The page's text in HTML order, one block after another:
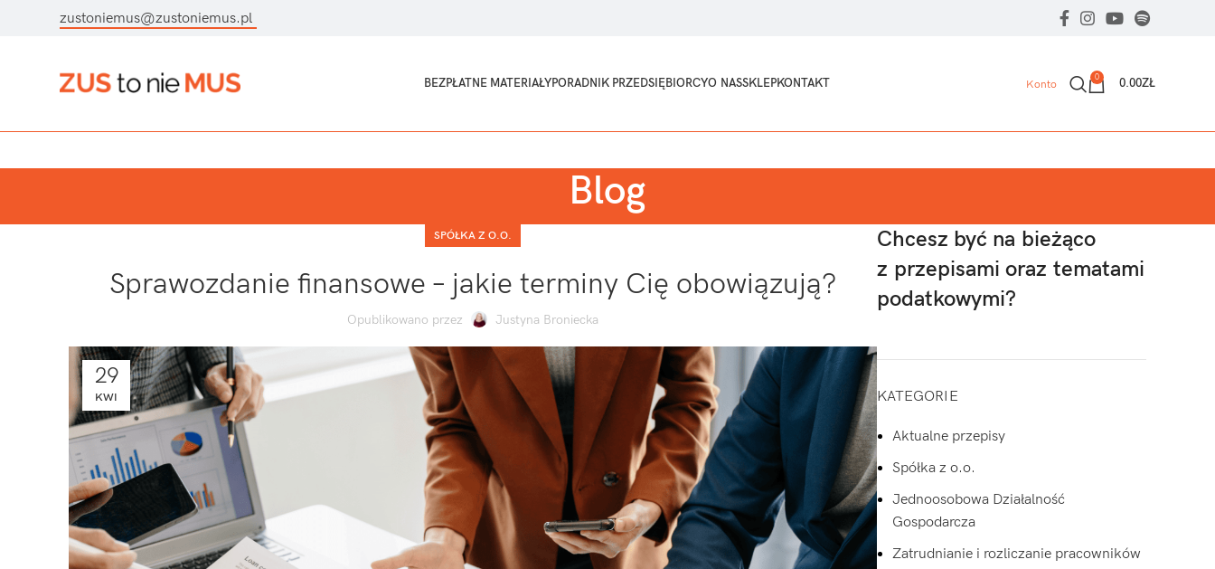
zustoniemus@zustoniemus.pl
BEZPŁATNE MATERIAŁYPORADNIK PRZEDSIĘBIORCYO NASSKLEPKONTAKT Konto
0 0.00ZŁ
Blog
SPÓŁKA Z O.O.
Sprawozdanie finansowe – jakie terminy Cię obowiązują?
Opublikowano przez Justyna Broniecka
29
KWI
Chcesz być na bieżąco
z przepisami oraz tematami
podatkowymi?
KATEGORIE
Aktualne przepisy
Spółka z o.o.
Jednoosobowa Działalność
Gospodarcza
Zatrudnianie i rozliczanie pracowników